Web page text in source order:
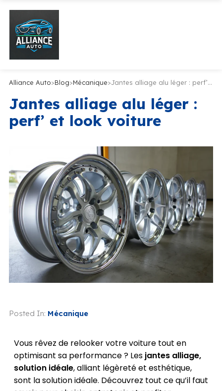
Alliance Auto>Blog>Mécanique> Jantes alliage alu léger : perf’ et look voiture
Jantes alliage alu léger :
perf’ et look voiture
Posted In: Mécanique
Vous rêvez de relooker votre voiture tout en
optimisant sa performance ? Les jantes alliage,
solution idéale, alliant légèreté et esthétique,
sont la solution idéale. Découvrez tout ce qu’il faut